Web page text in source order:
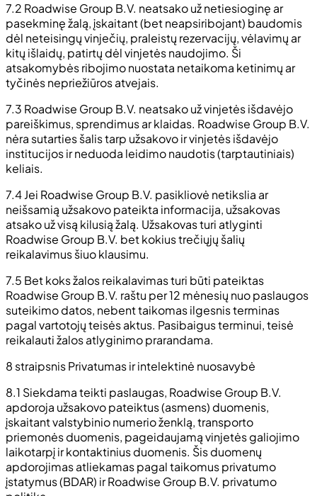
7.2 Roadwise Group B.V. neatsako už netiesioginę ar
pasekminę žalą, įskaitant (bet neapsiribojant) baudomis
dėl neteisingų vinječių, praleistų rezervacijų, vėlavimų ar
kitų išlaidų, patirtų dėl vinjetės naudojimo. Ši
atsakomybės ribojimo nuostata netaikoma ketinimų ar
tyčinės nepriežiūros atvejais.
7.3 Roadwise Group B.V. neatsako už vinjetės išdavėjo
pareiškimus, sprendimus ar klaidas. Roadwise Group B.V.
nėra sutarties šalis tarp užsakovo ir vinjetės išdavėjo
institucijos ir neduoda leidimo naudotis (tarptautiniais)
keliais.
7.4 Jei Roadwise Group B.V. pasikliovė netikslia ar
neišsamią užsakovo pateikta informacija, užsakovas
atsako už visą kilusią žalą. Užsakovas turi atlyginti
Roadwise Group B.V. bet kokius trečiųjų šalių
reikalavimus šiuo klausimu.
7.5 Bet koks žalos reikalavimas turi būti pateiktas
Roadwise Group B.V. raštu per 12 mėnesių nuo paslaugos
suteikimo datos, nebent taikomas ilgesnis terminas
pagal vartotojų teisės aktus. Pasibaigus terminui, teisė
reikalauti žalos atlyginimo prarandama.
8 straipsnis Privatumas ir intelektinė nuosavybė
8.1 Siekdama teikti paslaugas, Roadwise Group B.V.
apdoroja užsakovo pateiktus (asmens) duomenis,
įskaitant valstybinio numerio ženklą, transporto
priemonės duomenis, pageidaujamą vinjetės galiojimo
laikotarpį ir kontaktinius duomenis. Šis duomenų
apdorojimas atliekamas pagal taikomus privatumo
įstatymus (BDAR) ir Roadwise Group B.V. privatumo